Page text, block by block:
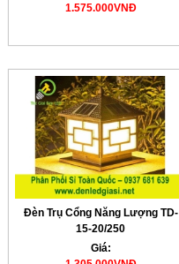
1.575.000VNĐ
Đèn Trụ Cổng Năng Lượng TD-
15-20/250
Giá: